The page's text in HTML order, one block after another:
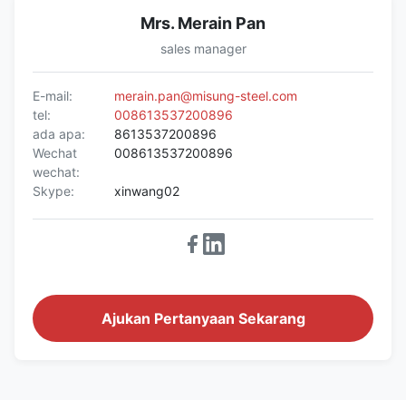
Mrs. Merain Pan
sales manager
E-mail:
merain.pan@misung-steel.com
tel:
008613537200896
ada apa:
8613537200896
Wechat
wechat:
008613537200896
Skype: xinwang02
Ajukan Pertanyaan Sekarang